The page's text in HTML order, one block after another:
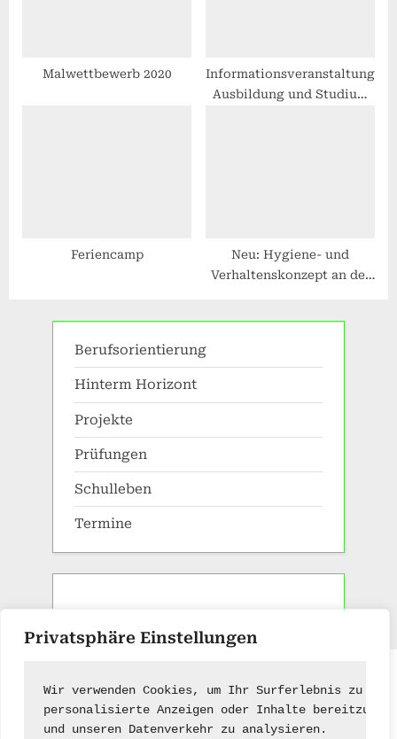
Privatsphäre Einstellungen
Wir verwenden Cookies, um Ihr Surferlebnis zu
personalisierte Anzeigen oder Inhalte
und unseren Datenverkehr zu analysieren.
Malwettbewerb 2020
Informationsveranstaltung:
Ausbildung und Studium
Feriencamp
Neu: Hygiene- und
Verhaltenskonzept an der
Berufsorientierung
Hinterm Horizont
Projekte
Prüfungen
Schulleben
Termine
Impressum Kontakt